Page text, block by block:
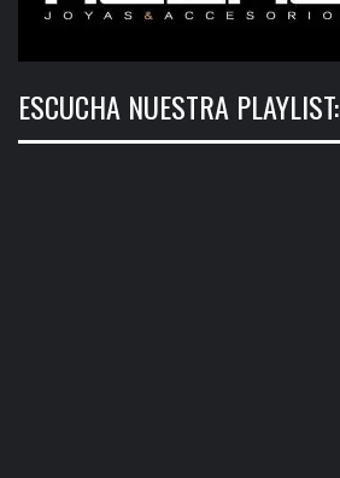
ESCUCHA NUESTRA PLAYLIST: